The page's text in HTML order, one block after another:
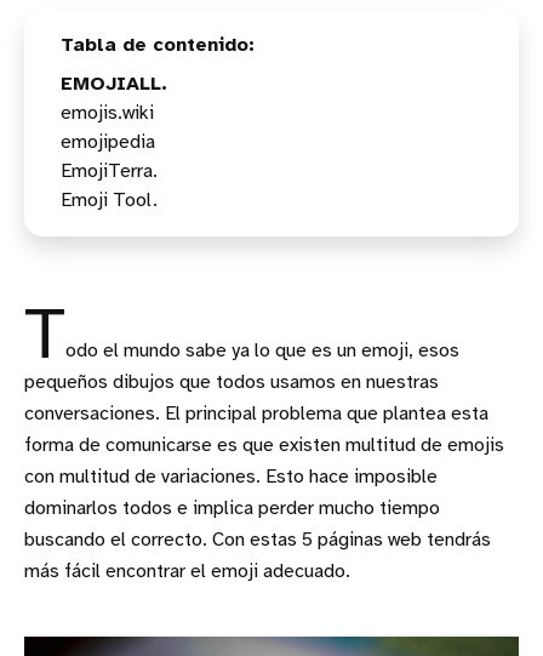
EMOJIALL.
emojis.wiki
emojipedia
EmojiTerra.
Emoji Tool.
Todo el mundo sabe ya lo que es un emoji, esos
pequeños dibujos que todos usamos en nuestras
conversaciones. El principal problema que plantea esta
forma de comunicarse es que existen multitud de emojis
con multitud de variaciones. Esto hace imposible
dominarlos todos e implica perder mucho tiempo
buscando el correcto. Con estas 5 páginas web tendrás
más fácil encontrar el emoji adecuado.